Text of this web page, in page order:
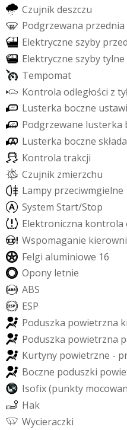
Czujnikdeszczu
Podgrzewana przednia
Elektryczne szyby przed
Elektryczne szybytylne
Tempomat
Kontrola odległości z ty
Lusterka boczne ustawi
Podgrzewane lusterka
Lusterka boczne składa
Kontrola trakcji
Czujnik zmierzchu
Lampy przeciwmgielne
System Start/Stop
Elektroniczna kontrola
Wspomaganie kierowni
Felgi aluminiowe 16
Opony letnie
ABS
ESP
Poduszka powietrzna ki
Poduszka powietrzna p
Kurtyny powietrzne - p
Boczne poduszki powie
Isofix(punkty mocowan
Hak
Wycieraczki